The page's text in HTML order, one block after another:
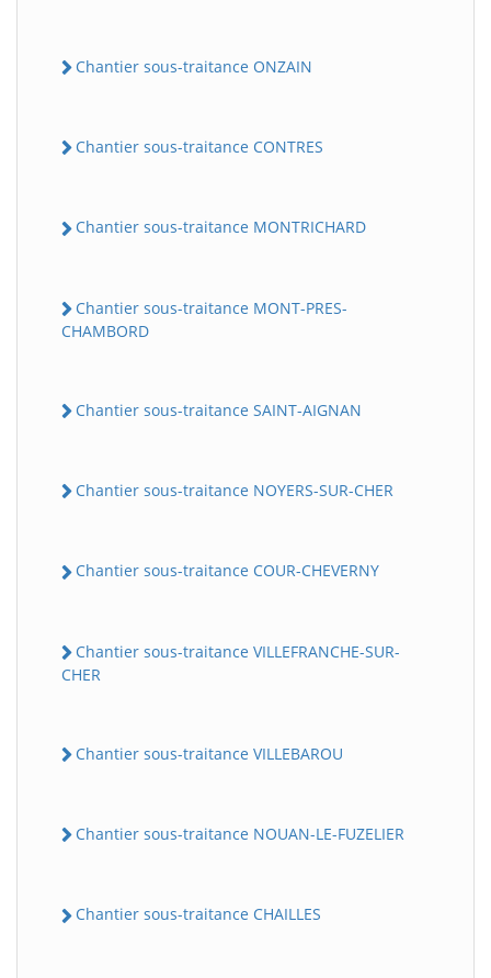
Chantier sous-traitance ONZAIN
Chantier sous-traitance CONTRES
Chantier sous-traitance MONTRICHARD
Chantier sous-traitance MONT-PRES-
CHAMBORD
Chantier sous-traitance SAINT-AIGNAN
Chantier sous-traitance NOYERS-SUR-CHER
Chantier sous-traitance COUR-CHEVERNY
Chantier sous-traitance VILLEFRANCHE-SUR-
CHER
Chantier sous-traitance VILLEBAROU
Chantier sous-traitance NOUAN-LE-FUZELIER
Chantier sous-traitance CHAILLES